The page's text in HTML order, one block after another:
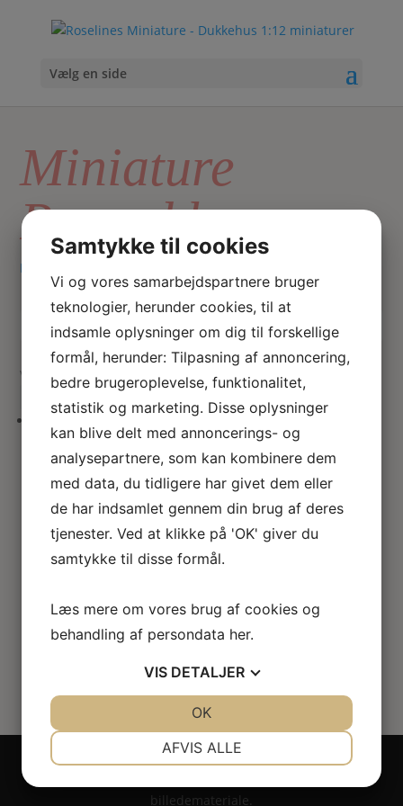
Vælg en side
Miniature
Ranunkler
Hjem
Skriv
hvad
du
søger
her
Søg
Viser 1 resultat
Tilbud!
Ranunkel – Blomster KIT
Vurd
eret5.00
ud af 5
180.00kr.Den
pris
var:
120.00kr.Den
pris
er:
Copyright 2024 - All rights reserved RoseLines
billedemateriale.
Samtykke til cookies
Vi og vores samarbejdspartnere bruger
teknologier, herunder cookies, til at
indsamle oplysninger om dig til forskellige
formål, herunder: Tilpasning af annoncering,
bedre brugeroplevelse, funktionalitet,
statistik og marketing. Disse oplysninger
kan blive delt med annoncerings- og
analysepartnere, som kan kombinere dem
med data, du tidligere har givet dem eller
de har indsamlet gennem din brug af deres
tjenester. Ved at klikke på 'OK' giver du
samtykke til disse formål.
Læs mere om vores brug af cookies og
behandling af persondata her.
VIS DETALJER
MARKETING STATISTIK
AFVIS ALLE
OK